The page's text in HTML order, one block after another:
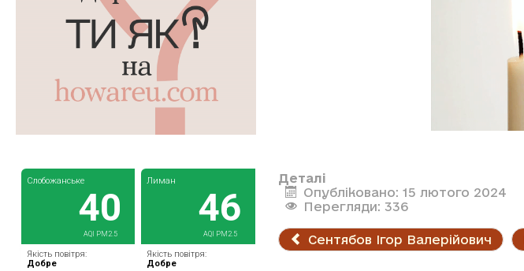
Деталі
Опубліковано: 15 лютого 2024
Перегляди: 336
Сентябов Ігор Валерійович